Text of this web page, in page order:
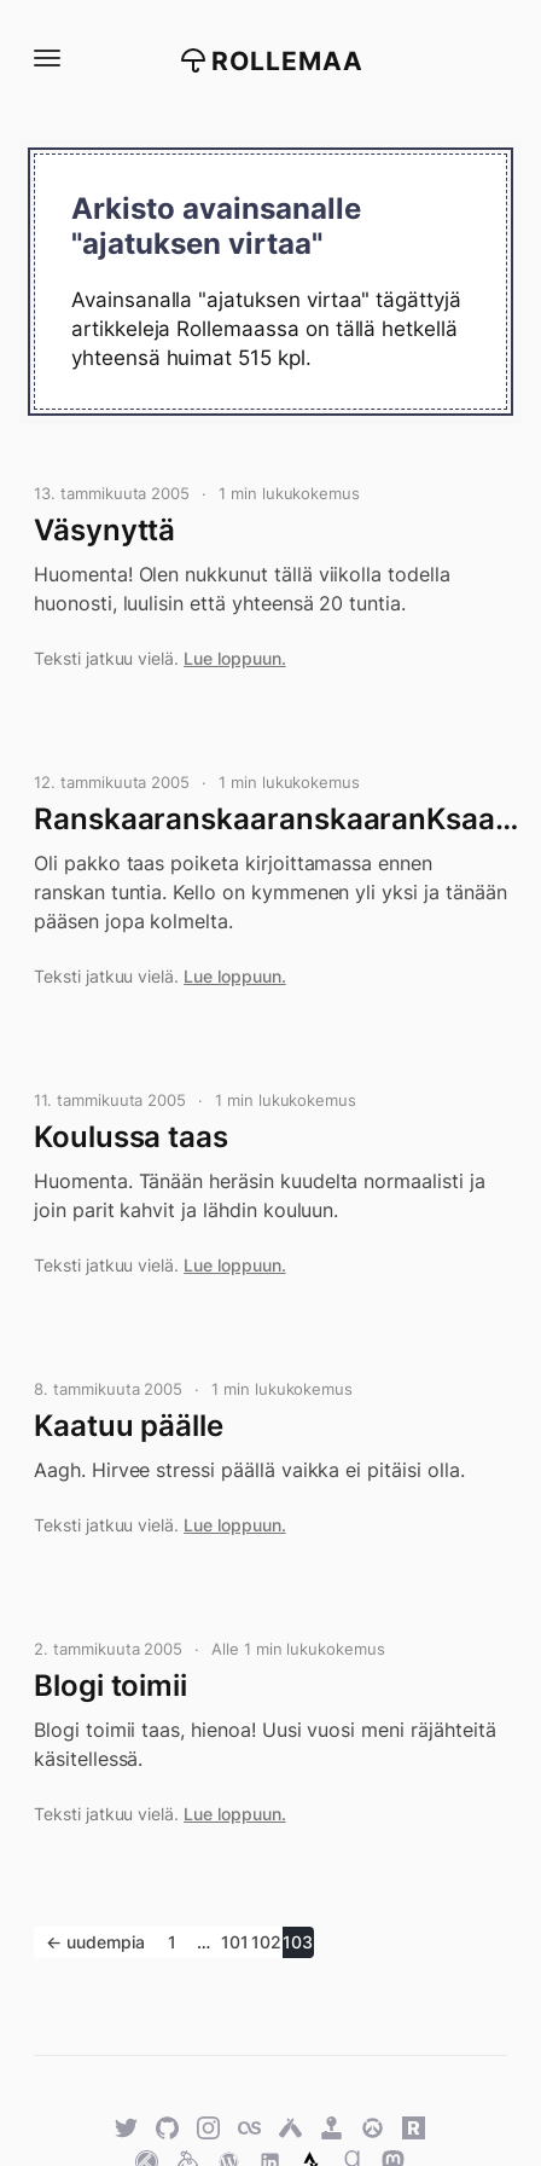
suoraan
ROLLEMAA
Arkisto avainsanalle
"ajatuksen virtaa"
Avainsanalla "ajatuksen virtaa" tägättyjä
artikkeleja Rollemaassa on tällä hetkellä
yhteensä huimat 515 kpl.
13. tammikuuta 2005 1 min lukukokemus
Väsynyttä
Huomenta! Olen nukkunut tällä viikolla todella
huonosti, luulisin että yhteensä 20 tuntia.
Teksti jatkuu vielä. Lue loppuun.
12. tammikuuta 2005 1 min lukukokemus
RanskaaranskaaranskaaranKsaa…
Oli pakko taas poiketa kirjoittamassa ennen
ranskan tuntia. Kello on kymmenen yli yksi ja tänään
pääsen jopa kolmelta.
Teksti jatkuu vielä. Lue loppuun.
11. tammikuuta 2005 1 min lukukokemus
Koulussa taas
Huomenta. Tänään heräsin kuudelta normaalisti ja
join parit kahvit ja lähdin kouluun.
Teksti jatkuu vielä. Lue loppuun.
8. tammikuuta 2005 1 min lukukokemus
Kaatuu päälle
Aagh. Hirvee stressi päällä vaikka ei pitäisi olla.
Teksti jatkuu vielä. Lue loppuun.
2. tammikuuta 2005 Alle 1 min lukukokemus
Blogi toimii
Blogi toimii taas, hienoa! Uusi vuosi meni räjähteitä
käsitellessä.
Teksti jatkuu vielä. Lue loppuun.
← uudempia 1 … 101 102103
TwitterGitHubTwitterLast.fmUntappd
Retro
Achievements
Overwatch
Rawg.io